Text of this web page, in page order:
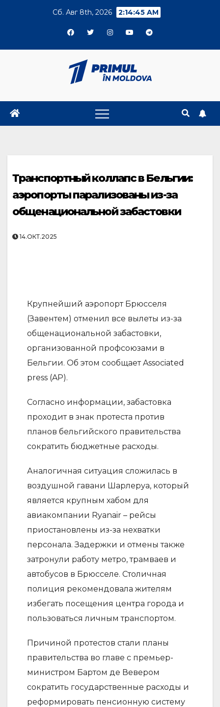
Сб. Авг 8th, 2026 2:14:46 AM
Транспортный коллапс в Бельгии:
аэропорты парализованы из-за
общенациональной забастовки
14.ОКТ.2025
Крупнейший аэропорт Брюсселя
(Завентем) отменил все вылеты из-за
общенациональной забастовки,
организованной профсоюзами в
Бельгии. Об этом сообщает Associated
press (AP).
Согласно информации, забастовка
проходит в знак протеста против
планов бельгийского правительства
сократить бюджетные расходы.
Аналогичная ситуация сложилась в
воздушной гавани Шарлеруа, который
является крупным хабом для
авиакомпании Ryanair – рейсы
приостановлены из-за нехватки
персонала. Задержки и отмены также
затронули работу метро, трамваев и
автобусов в Брюсселе. Столичная
полиция рекомендовала жителям
избегать посещения центра города и
пользоваться личным транспортом.
Причиной протестов стали планы
правительства во главе с премьер-
министром Бартом де Вевером
сократить государственные расходы и
реформировать пенсионную систему